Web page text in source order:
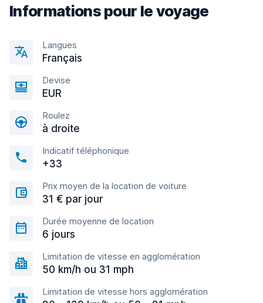
Informations pour le voyage
Langues
Français
Devise
EUR
Roulez
à droite
Indicatif téléphonique
+33
Prix moyen de la location de voiture
31 € par jour
Durée moyenne de location
6 jours
Limitation de vitesse en agglomération
50 km/h ou 31 mph
Limitation de vitesse hors agglomération